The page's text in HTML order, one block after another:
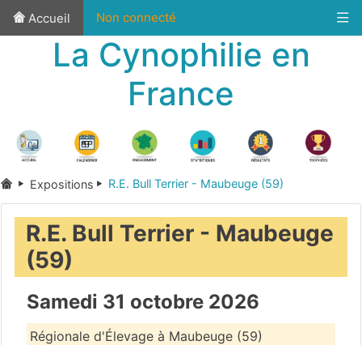
Accueil Non connecté
La Cynophilie en
France
Expositions R.E. Bull Terrier - Maubeuge (59)
R.E. Bull Terrier - Maubeuge
(59)
Samedi 31 octobre 2026
Régionale d'Élevage à Maubeuge (59)